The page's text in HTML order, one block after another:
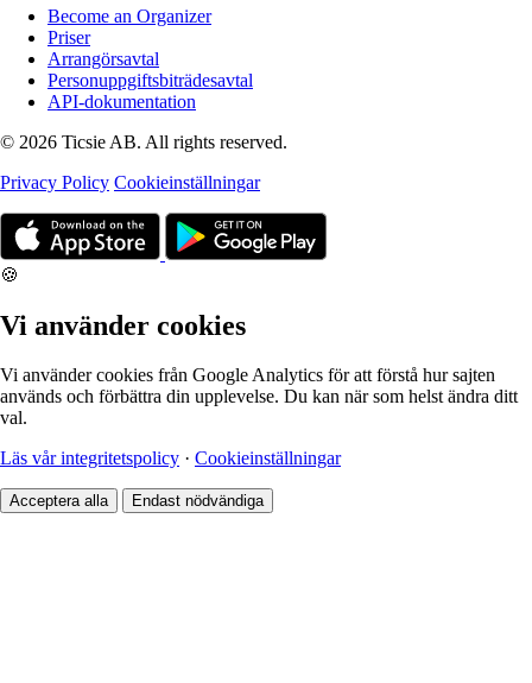
Become an Organizer
Priser
Arrangörsavtal
Personuppgiftsbiträdesavtal
API-dokumentation
© 2026 Ticsie AB. All rights reserved.
Privacy Policy Cookieinställningar
🍪
Vi använder cookies
Vi använder cookies från Google Analytics för att förstå hur sajten
används och förbättra din upplevelse. Du kan när som helst ändra ditt
val.
Läs vår integritetspolicy · Cookieinställningar
Acceptera alla Endast nödvändiga